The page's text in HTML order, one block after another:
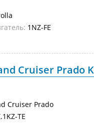
1NZ-FE
Cruiser Prado
Cruiser Prado
TE